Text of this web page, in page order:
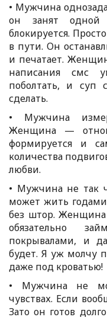
• Мужчина
он занят одной
блокируется.
в пути. Он
и печатает.
написания смс
поболтать, и суп
сделать.
• Мужчина
Женщина —
формируется и
количества
любви.
• Мужчина не так
может жить годами
без штор. Женщина
обязательно
покрывалами, и
будет. Я уж молчу
даже под кроватью!
• Мужчина не
чувствах. Если
Зато он готов